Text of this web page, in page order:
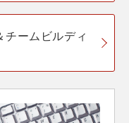
チームビルディ